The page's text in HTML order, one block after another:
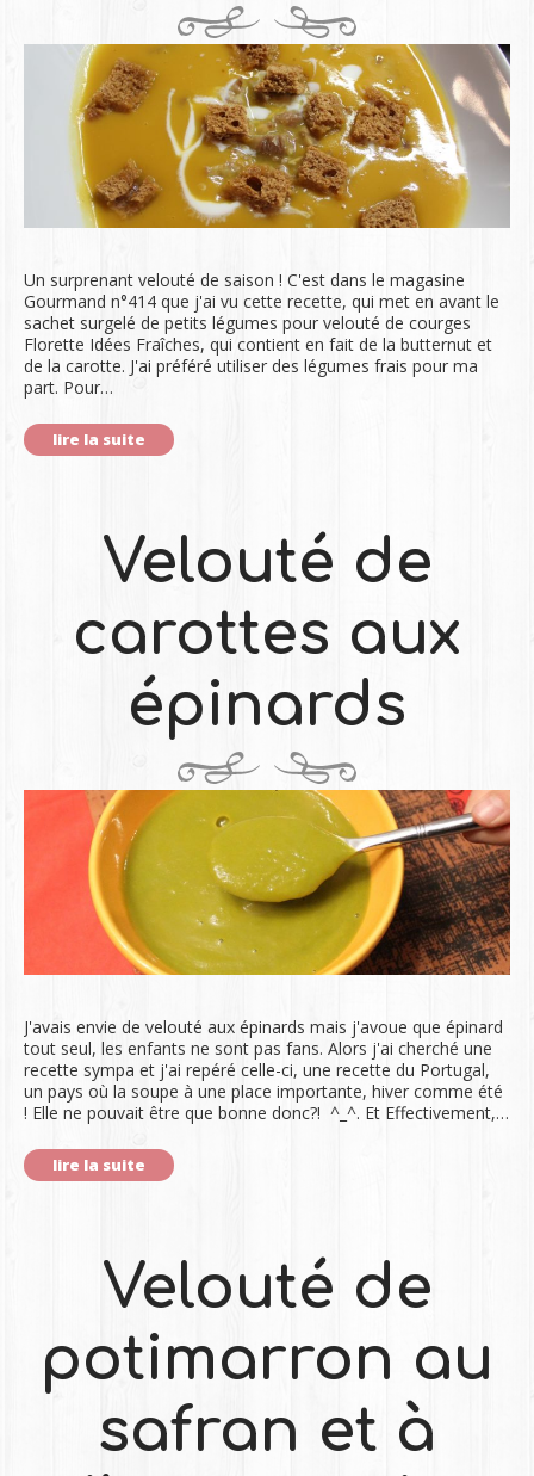
Un surprenant velouté de saison ! C'est dans le magasine
Gourmand n°414 que j'ai vu cette recette, qui met en avant le
sachet surgelé de petits légumes pour velouté de courges
Florette Idées Fraîches, qui contient en fait de la butternut et
de la carotte. J'ai préféré utiliser des légumes frais pour ma
part. Pour…
lire la suite
Velouté de
carottes aux
épinards
J'avais envie de velouté aux épinards mais j'avoue que épinard
tout seul, les enfants ne sont pas fans. Alors j'ai cherché une
recette sympa et j'ai repéré celle-ci, une recette du Portugal,
un pays où la soupe à une place importante, hiver comme été
! Elle ne pouvait être que bonne donc?! ^_^. Et Effectivement,…
lire la suite
Velouté de
potimarron au
safran et à